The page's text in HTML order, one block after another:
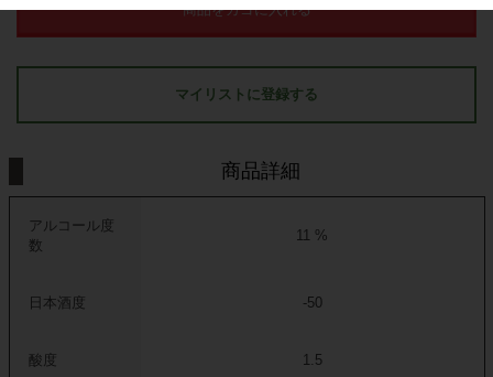
商品をカゴに入れる
マイリストに登録する
商品詳細
アルコール度
数
11 %
日本酒度 -50
酸度 1.5